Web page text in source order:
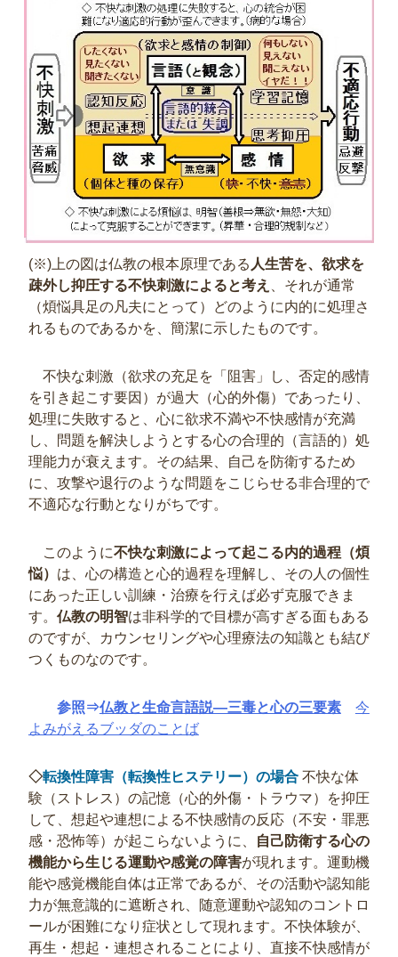
(※)上の図は仏教の根本原理である 人生苦を、欲求を
疎外し抑圧する不快刺激によると考え
、それが通常
（煩悩具足の凡夫にとって）どのように内的に処理さ
れるものであるかを、簡潔に示したものです。
不快な刺激（欲求の充足を「阻害」し、否定的感情
を引き起こす要因）が過大（心的外傷）であったり、
処理に失敗すると、心に欲求不満や不快感情が充満
し、問題を解決しようとする心の合理的（言語的）処
理能力が衰えます。その結果、自己を防衛するため
に、攻撃や退行のような問題をこじらせる非合理的で
不適応な行動となりがちです。
このように不快な刺激によって起こる内的過程（煩
悩） は、心の構造と心的過程を理解し、その人の個性
にあった正しい訓練・治療を行えば必ず克服できま
す。 仏教の明智は非科学的で目標が高すぎる面もある
のですが、カウンセリングや心理療法の知識とも結び
つくものなのです。
参照⇒仏教と生命言語説―三毒と心の三要素
今
よみがえるブッダのことば
◇転換性障害（転換性ヒステリー） の場合不快な体
験（ストレス）の記憶（心的外傷・トラウマ）を抑圧
して、想起や連想による不快感情の反応（不安・罪悪
感・恐怖等）が起こらないように、
自己防衛する心の
機能から生じる運動や感覚の障害が現れます。運動機
能や感覚機能自体は正常であるが、その活動や認知能
力が無意識的に遮断され、随意運動や認知のコントロ
ールが困難になり症状として現れます。不快体験が、
再生・想起・連想されることにより、直接不快感情が